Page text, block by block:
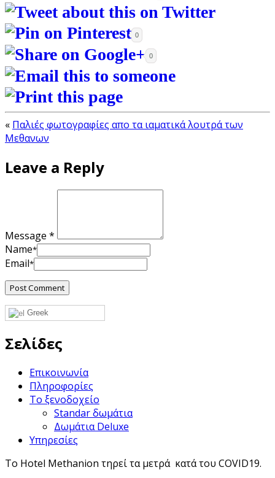
0
0
« Παλιές φωτογραφίες απο τα ιαματικά λουτρά των
Μεθανων
Leave a Reply
Message *
Name*
Email*
Greek
Σελίδες
Επικοινωνία
Πληροφορίες
Το ξενοδοχείο
Standar δωμάτια
Δωμάτια Deluxe
Υπηρεσίες
Το Hotel Methanion τηρεί τα μετρά κατά του COVID19.